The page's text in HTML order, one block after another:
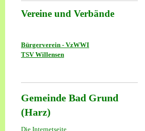
Vereine und Verbände
Bürgerverein - VzWWI
TSV Willensen
Gemeinde Bad Grund
(Harz)
Die Internetseite